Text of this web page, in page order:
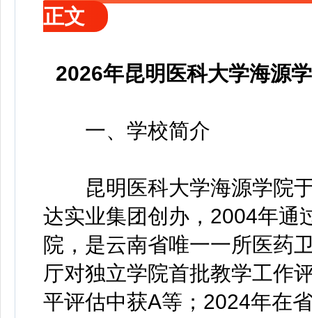
正文
2026年昆明医科大学海源
一、学校简介
昆明医科大学海源学院于
达实业集团创办，2004年通
院，是云南省唯一一所医药
厅对独立学院首批教学工作
平评估中获A等；2024年在